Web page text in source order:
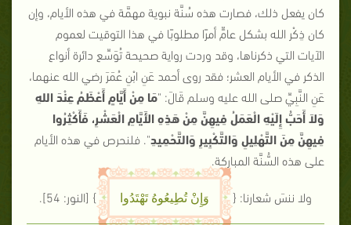
كان يفعل ذلك، فصارت هذه سُنَّة نبوية مهمَّة في هذه الأيام، وإن
كان ذِكْر الله بشكل عامٍّ أمرًا مطلوبًا في هذا التوقيت لعموم
الآيات التي ذكرناها، وقد وردت رواية صحيحة تُوَسِّع دائرة أنواع
الذكر في الأيام العشر؛ فقد روى أحمد عَنِ ابْنِ عُمَرَ رضي الله عنهما،
عَنِ النَّبِيِّ صلى الله عليه وسلم قَالَ: "مَا مِنْ أَيَّامٍ أَعْظَمُ عِنْدَ اللهِ
وَلاَ أَحَبُّ إِلَيْهِ الْعَمَلُ فِيهِنَّ مِنْ هَذِهِ الأَيَّامِ الْعَشْرِ، فَأَكْثِرُوا
فِيهِنَّ مِنَ التَّهْلِيلِ وَالتَّكْبِيرِ وَالتَّحْمِيدِ". فلنحرص في هذه الأيام
على هذه السُّنَّة المباركة.
ولا ننسَ شعارنا: { وَإِنْ تُطِيعُوهُ تَهْتَدُوا } [النور: 54] .